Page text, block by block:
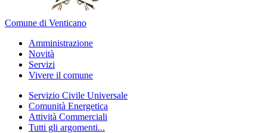
Comune di Venticano
Amministrazione
Novità
Servizi
Vivere il comune
Servizio Civile Universale
Comunità Energetica
Attività Commerciali
Tutti gli argomenti...